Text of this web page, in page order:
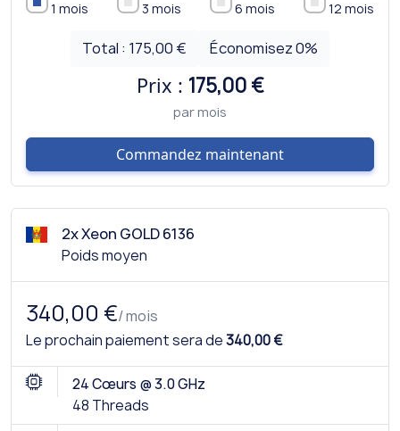
1 mois 3 mois 6 mois 12 mois
Total : 175,00 € Économisez0%
Prix : 175,00 €
par mois
Commandez maintenant
2x Xeon GOLD 6136
Poids moyen
340,00 €/ mois
Le prochain paiement sera de340,00 €
24 Cœurs @ 3.0 GHz
48 Threads